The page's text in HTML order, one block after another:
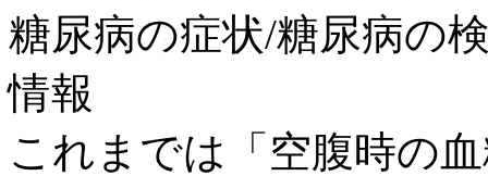
糖尿病の症状/糖尿病の
情報
これまでは「空腹時の